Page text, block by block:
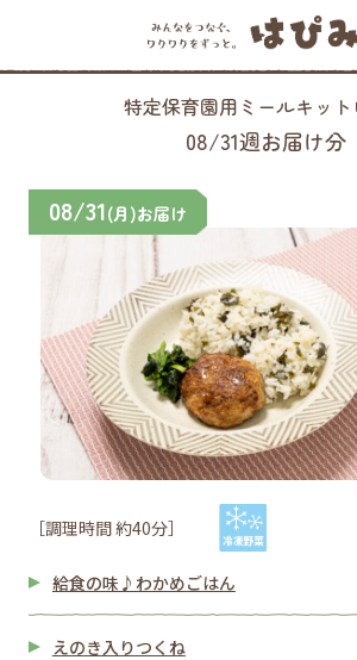
特定保育園用ミールキッ
08/31週お届け分
08/31(月)お届け
［調理時間 約40分］
給食の味♪わかめごはん
えのき入りつくね